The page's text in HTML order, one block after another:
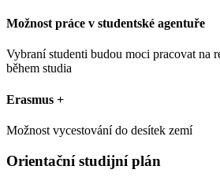
Možnost práce v studentské agentuře
Vybraní studenti budou moci pracovat na
během studia
Erasmus +
Možnost vycestování do desítek zemí
Orientační studijní plán